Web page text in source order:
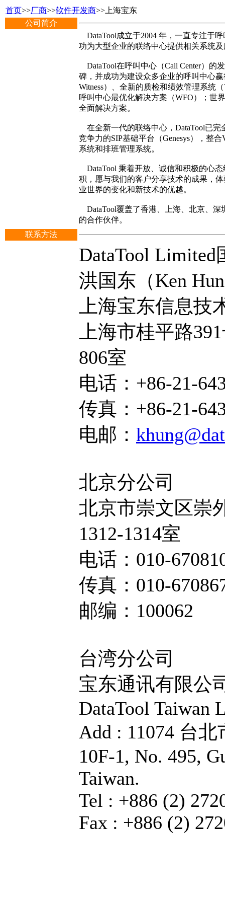
首页>>厂商>>软件开发商>>上海宝东
公司简介
DataTool成立于2004 年，一直专注于
功为大型企业的联络中心提供相关系统
DataTool在呼叫中心（Call Center）的
碑，并成功为建设众多企业的呼叫中心
Witness）、全新的质检和绩效管理系统
呼叫中心最优化解决方案（WFO）；世
全面解决方案。
在全新一代的联络中心，DataTool已完
竞争力的SIP基础平台（Genesys），整
系统和排班管理系统。
DataTool 秉着开放、诚信和积极的心
积，愿与我们的客户分享技术的成果，
业世界的变化和新技术的优越。
DataTool覆盖了香港、上海、北京、
的合作伙伴。
联系方法
DataTool
洪国东（Ken
上海宝东信息技
上海市桂平路
806室
电话：+86-21-
传真：+86-21-
电邮：
北京分公司
北京市崇文区崇
1312-1314室
电话：010-
传真：010-
邮编：100062
台湾分公司
宝东通讯有限公
DataTool Taiwan
Add : 11074 台
10F-1, No. 495,
Taiwan.
Tel : +886 (2)
Fax : +886 (2)